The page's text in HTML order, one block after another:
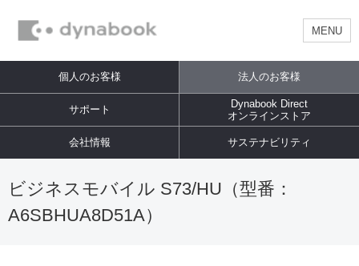
MENU
個人のお客様 法人のお客様
サポート
Dynabook Direct
オンラインストア
会社情報 サステナビリティ
ビジネスモバイル S73/HU（型番：
A6SBHUA8D51A）